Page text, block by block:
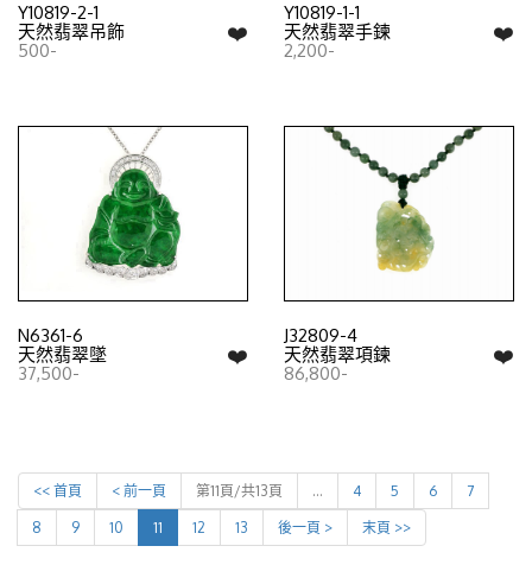
Y10819-2-1
❤️
天然翡翠吊飾
500-
Y10819-1-1
❤️
天然翡翠手鍊
2,200-
N6361-6
❤️
天然翡翠墜
37,500-
J32809-4
❤️
天然翡翠項鍊
86,800-
<< 首頁 < 前一頁 第11頁/共13頁 … 4 5 6 7
8 9 10 11 12 13 後一頁 > 末頁 >>